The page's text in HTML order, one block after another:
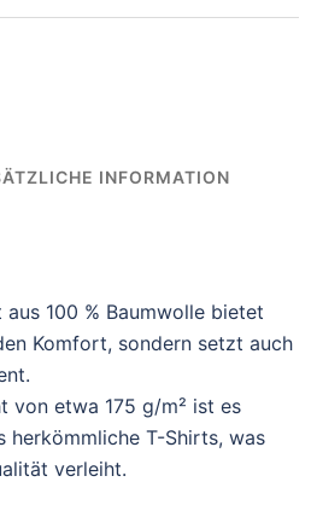
INFORMATION
100 % Baumwolle bietet
Komfort, sondern setzt auch
von etwa 175 g/m² ist es
herkömmliche T-Shirts, was
verleiht.